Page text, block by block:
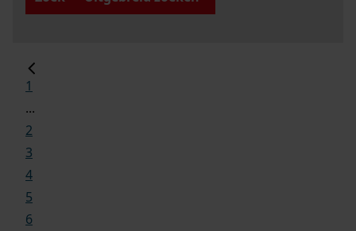
1
...
2
3
4
5
6